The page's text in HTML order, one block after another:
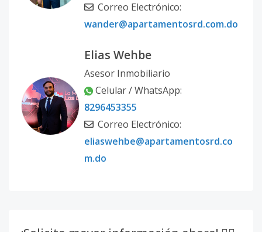
Correo Electrónico:
wander@apartamentosrd.com.do
Elias Wehbe
Asesor Inmobiliario
Celular / WhatsApp:
8296453355
Correo Electrónico:
eliaswehbe@apartamentosrd.co
m.do